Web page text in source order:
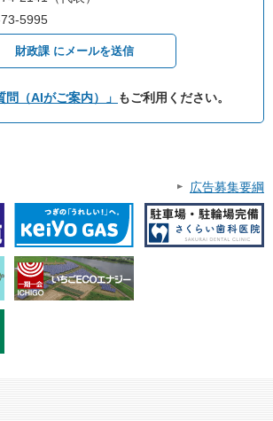
5995
財政課 にメールを送信
問（AIがご案内）」 もご利用ください。
広告募集要綱